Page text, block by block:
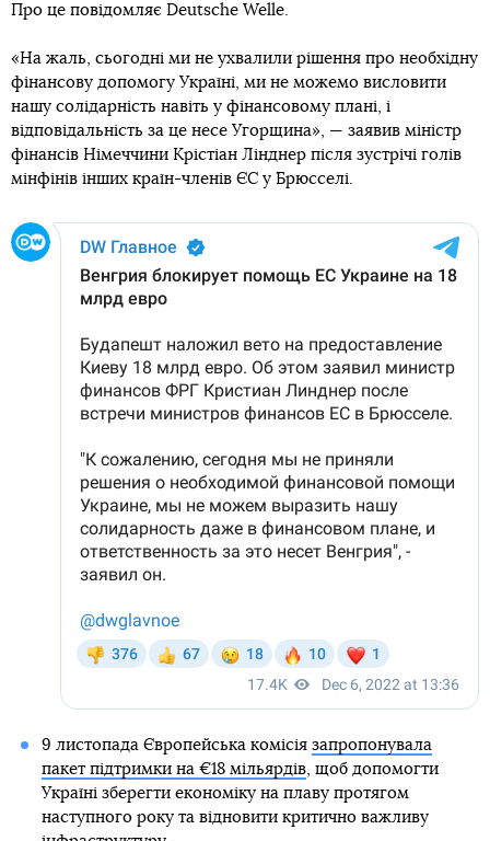
Про це повідомляє Deutsche Welle.
«На жаль, сьогодні ми не ухвалили рішення про необхідну
фінансову допомогу Україні, ми не можемо висловити
нашу солідарність навіть у фінансовому плані, і
відповідальність за це несе Угорщина», — заявив міністр
фінансів Німеччини Крістіан Лінднер після зустрічі голів
мінфінів інших країн-членів ЄС у Брюсселі.
9 листопада Європейська комісія запропонувала
пакет підтримки на €18 мільярдів, щоб допомогти
Україні зберегти економіку на плаву протягом
наступного року та відновити критично важливу